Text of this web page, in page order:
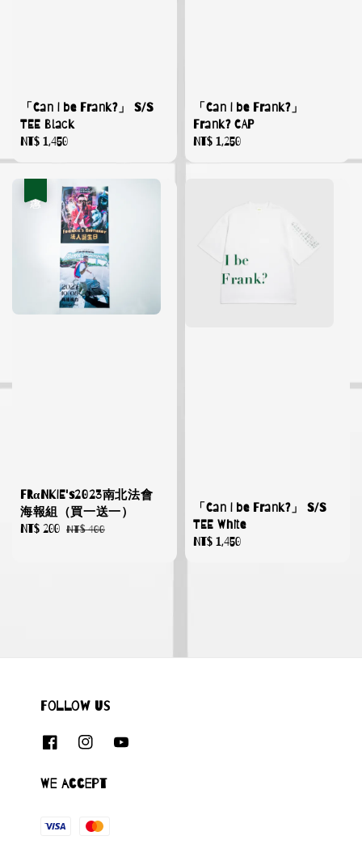
「Can I be Frank?」 S/S
TEE Black
Regular
NT$ 1,450
「Can I be Frank?」
Frank? CAP
Regular
NT$ 1,250
FRαNKIE's2023南北法會
海報組（買一送一）
Sale
NT$ 200 Regular
NT$ 400
「Can I be Frank?」 S/S
TEE White
Regular
NT$ 1,450
Follow us
We accept